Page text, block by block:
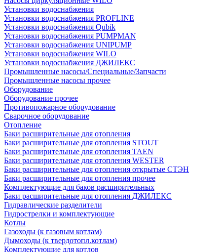
Установки водоснабжения
Установки водоснабжения PROFLINE
Установки водоснабжения Qubik
Установки водоснабжения PUMPMAN
Установки водоснабжения UNIPUMP
Установки водоснабжения WILO
Установки водоснабжения ДЖИЛЕКС
Промышленные насосы/Специальные/Запчасти
Промышленные насосы прочее
Оборудование
Оборудование прочее
Противопожарное оборудование
Сварочное оборудование
Отопление
Баки расширительные для отопления
Баки расширительные для отопления STOUT
Баки расширительные для отопления TAEN
Баки расширительные для отопления WESTER
Баки расширительные для отопления открытые СТЭН
Баки расширительные для отопления прочее
Комплектующие для баков расширительных
Баки расширительные для отопления ДЖИЛЕКС
Гидравлические разделители
Гидрострелки и комплектующие
Котлы
Газоходы (к газовым котлам)
Дымоходы (к твердотопл.котлам)
Комплектующие для котлов